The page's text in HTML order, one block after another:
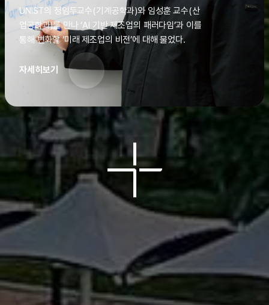
UNIST의 정임두교수(기계공학과)와 임성훈 교수(산
업공학과)를 만나 ‘AI 기반 제조업의 패러다임’과 이를
통해 변화할 ‘미래 제조업의 비전’에 대해 물었다.
자세히보기